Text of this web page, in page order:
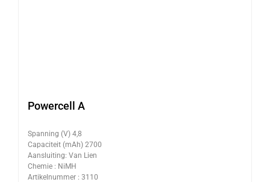
Powercell A
Spanning (V) 4,8
Capaciteit (mAh) 2700
Aansluiting: Van Lien
Chemie : NiMH
Artikelnummer : 3110